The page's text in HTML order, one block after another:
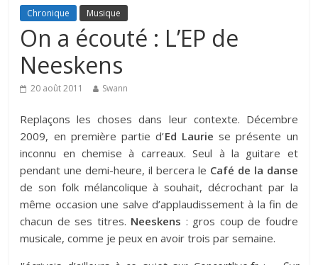
Chronique Musique
On a écouté : L’EP de
Neeskens
20 août 2011 Swann
Replaçons les choses dans leur contexte. Décembre
2009, en première partie d’Ed Laurie se présente un
inconnu en chemise à carreaux. Seul à la guitare et
pendant une demi-heure, il bercera le Café de la danse
de son folk mélancolique à souhait, décrochant par la
même occasion une salve d’applaudissement à la fin de
chacun de ses titres. Neeskens : gros coup de foudre
musicale, comme je peux en avoir trois par semaine.